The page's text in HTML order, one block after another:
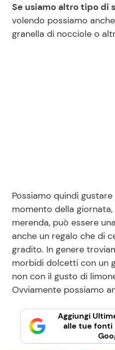
Se usiamo altro tipo di
volendo possiamo
granella di nocciole o
Possiamo quindi
momento della
merenda, può essere
anche un regalo che di
gradito. In genere
morbidi dolcetti con un
non con il gusto di
Ovviamente possiamo
Aggiungi
alle tue fonti